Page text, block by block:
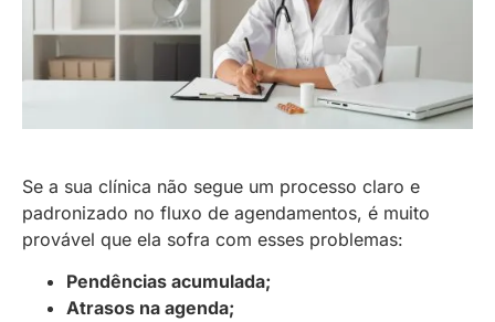
Se a sua clínica não segue um processo claro e
padronizado no fluxo de agendamentos, é muito
provável que ela sofra com esses problemas:
Pendências acumulada;
Atrasos na agenda;